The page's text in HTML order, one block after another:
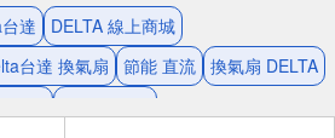
達
DELTA 線上商城
台達 換氣扇 節能 直流 換氣扇 DELTA